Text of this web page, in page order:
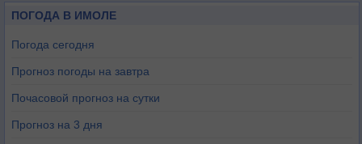
ПОГОДА В ИМОЛЕ
Погода сегодня
Прогноз погоды на завтра
Почасовой прогноз на сутки
Прогноз на 3 дня